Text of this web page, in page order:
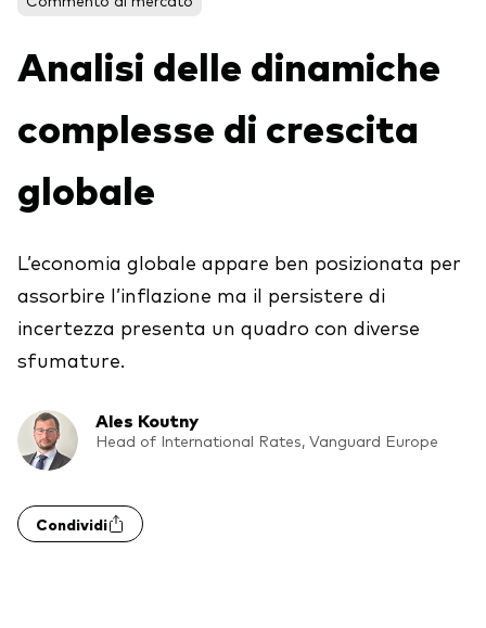
Multi-asset
Scopri di più sulle nostre soluzioni
d’investimento
ETF
Fondi indicizzati
Multi-asset
ESG
Obbligazionario
Obbligazionario a gestione attiva
Portafogli Modello
ETF knowledge centre
Prevenzione delle frodi
Analisi delle dinamiche
complesse di crescita
globale
L’economia globale appare ben posizionata per
assorbire l’inflazione ma il persistere di
incertezza presenta un quadro con diverse
sfumature.
Ales Koutny
Head of International Rates, Vanguard Europe
Condividi